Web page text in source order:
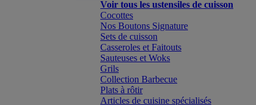
Voir tous les ustensiles de cuisson
Cocottes
Nos Boutons Signature
Sets de cuisson
Casseroles et Faitouts
Sauteuses et Woks
Grils
Collection Barbecue
Plats à rôtir
Articles de cuisine spécialisés